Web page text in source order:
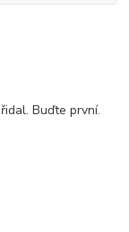
Buďte první.